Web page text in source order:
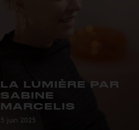
LA LUMIÈRE PAR
SABINE
MARCELIS
…entière au fil d’expériences
5 juin 2025